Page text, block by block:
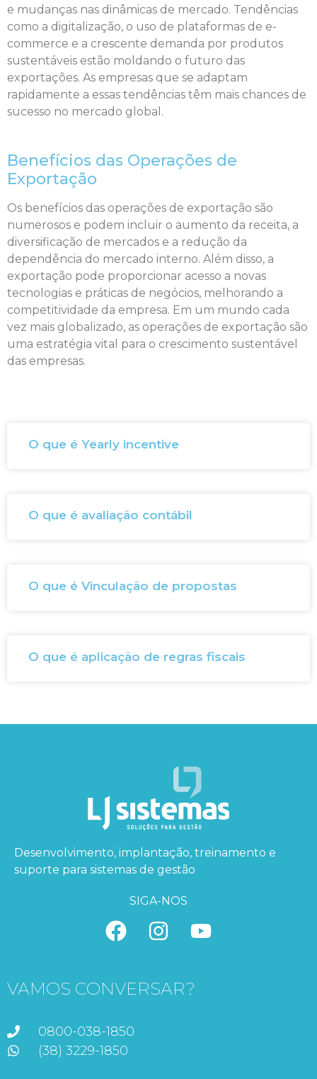
e mudanças nas dinâmicas de mercado. Tendências
como a digitalização, o uso de plataformas de e-
commerce e a crescente demanda por produtos
sustentáveis estão moldando o futuro das
exportações. As empresas que se adaptam
rapidamente a essas tendências têm mais chances de
sucesso no mercado global.
Benefícios das Operações de
Exportação
Os benefícios das operações de exportação são
numerosos e podem incluir o aumento da receita, a
diversificação de mercados e a redução da
dependência do mercado interno. Além disso, a
exportação pode proporcionar acesso a novas
tecnologias e práticas de negócios, melhorando a
competitividade da empresa. Em um mundo cada
vez mais globalizado, as operações de exportação são
uma estratégia vital para o crescimento sustentável
das empresas.
O que é Yearly incentive
O que é avaliação contábil
O que é Vinculação de propostas
O que é aplicação de regras fiscais
Desenvolvimento, implantação, treinamento e
suporte para sistemas de gestão
SIGA-NOS
VAMOS CONVERSAR?
0800-038-1850
(38) 3229-1850